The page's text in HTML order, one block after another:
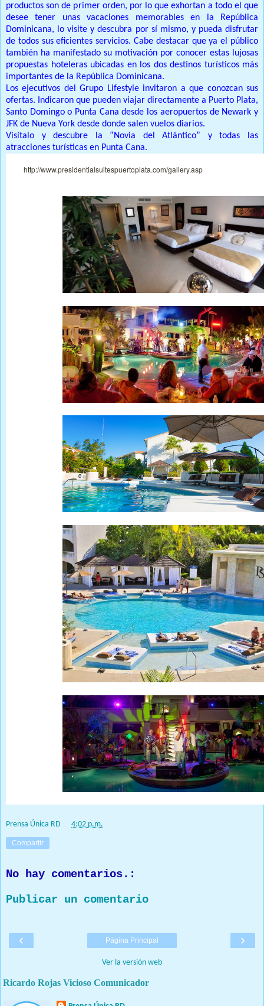
productos son de primer orden, por lo que exhortan a todo el que
desee tener unas vacaciones memorables en la República
Dominicana, lo visite y descubra por sí mismo, y pueda disfrutar
de todos sus eficientes servicios. Cabe destacar que ya el público
también ha manifestado su motivación por conocer estas lujosas
propuestas hoteleras ubicadas en los dos destinos turísticos más
importantes de la República Dominicana.
Los ejecutivos del Grupo Lifestyle invitaron a que conozcan sus
ofertas. Indicaron que pueden viajar directamente a Puerto Plata,
Santo Domingo o Punta Cana desde los aeropuertos de Newark y
JFK de Nueva York desde donde salen vuelos diarios.
Visítalo y descubre la “Novia del Atlántico” y todas las
atracciones turísticas en Punta Cana.
http://www.presidentialsuitespuertoplata.com/gallery.asp
Prensa Única RD 4:02 p.m.
Compartir
No hay comentarios.:
Publicar un comentario
‹ ›
Página Principal
Ver la versión web
Ricardo Rojas Vicioso Comunicador